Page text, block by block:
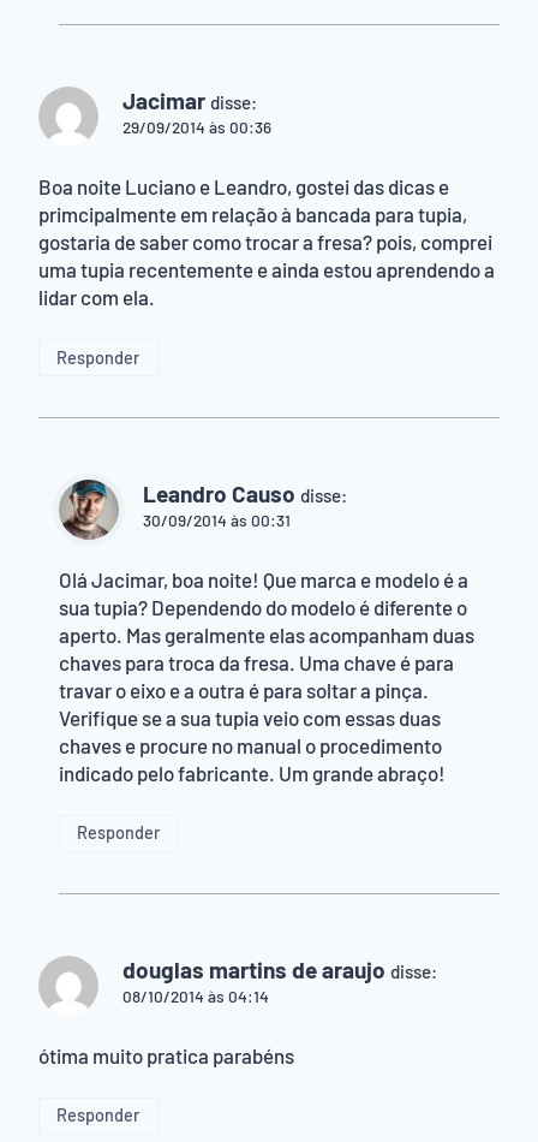
Jacimar disse:
29/09/2014 às 00:36
Boa noite Luciano e Leandro, gostei das dicas e
primcipalmente em relação à bancada para tupia,
gostaria de saber como trocar a fresa? pois, comprei
uma tupia recentemente e ainda estou aprendendo a
lidar com ela.
Responder
Leandro Causo disse:
30/09/2014 às 00:31
Olá Jacimar, boa noite! Que marca e modelo é a
sua tupia? Dependendo do modelo é diferente o
aperto. Mas geralmente elas acompanham duas
chaves para troca da fresa. Uma chave é para
travar o eixo e a outra é para soltar a pinça.
Verifique se a sua tupia veio com essas duas
chaves e procure no manual o procedimento
indicado pelo fabricante. Um grande abraço!
Responder
douglas martins de araujo disse:
08/10/2014 às 04:14
ótima muito pratica parabéns
Responder